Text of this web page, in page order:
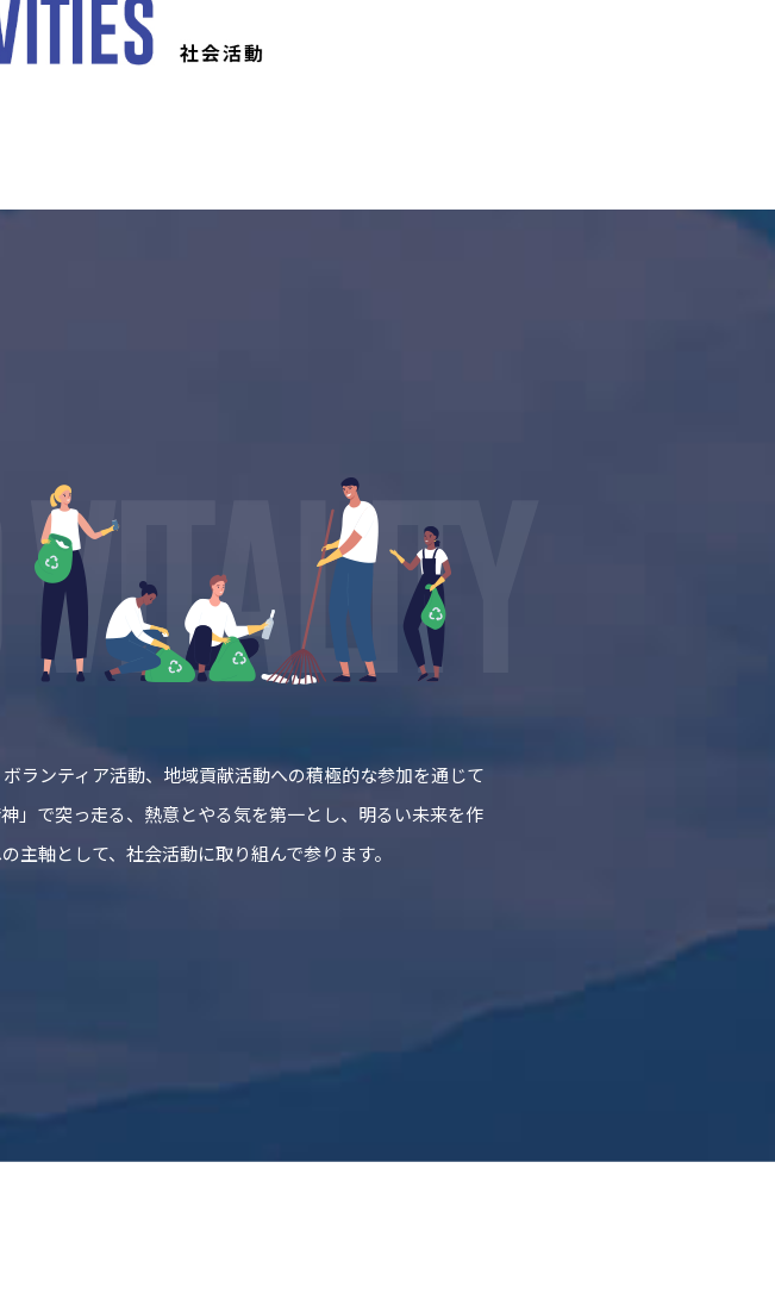
ランティア活動、地域貢献活動への積極的な参加を通じて
」で突っ走る、熱意とやる気を第一とし、明るい未来を作
主軸として、社会活動に取り組んで参ります。